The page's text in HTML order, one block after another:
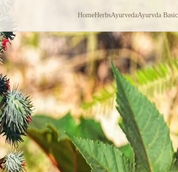
HomeHerbsAyurvedaAyurvda